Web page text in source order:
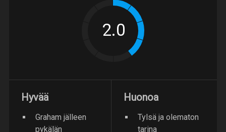
Hyvää
Graham jälleen
pykälän
Huonoa
Tylsä ja olematon
tarina